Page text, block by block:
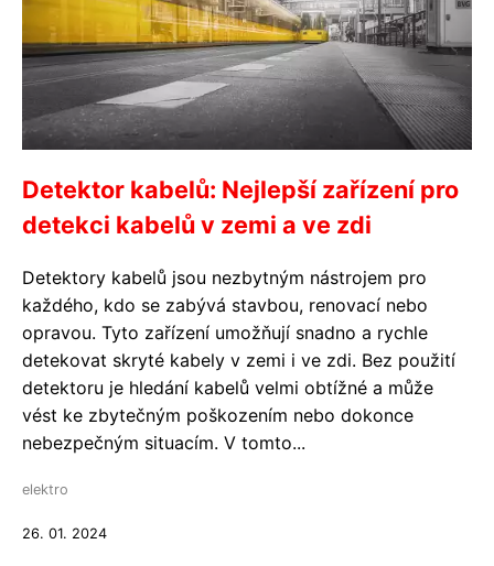
Detektor kabelů: Nejlepší zařízení pro
detekci kabelů v zemi a ve zdi
Detektory kabelů jsou nezbytným nástrojem pro
každého, kdo se zabývá stavbou, renovací nebo
opravou. Tyto zařízení umožňují snadno a rychle
detekovat skryté kabely v zemi i ve zdi. Bez použití
detektoru je hledání kabelů velmi obtížné a může
vést ke zbytečným poškozením nebo dokonce
nebezpečným situacím. V tomto...
elektro
26. 01. 2024